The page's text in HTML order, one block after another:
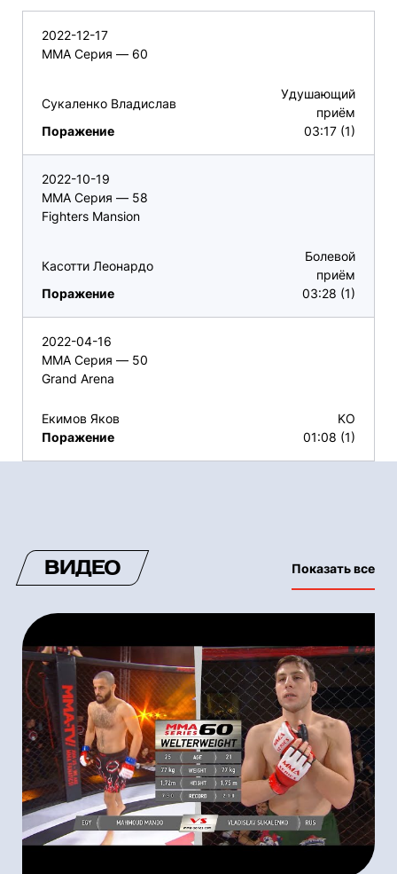
2022-12-17
ММА Серия — 60
Сукаленко Владислав
Поражение
Удушающий
приём
03:17 (1)
2022-10-19
ММА Серия — 58
Fighters Mansion
Касотти Леонардо
Поражение
Болевой
приём
03:28 (1)
2022-04-16
ММА Серия — 50
Grand Arena
Екимов Яков
Поражение
KO
01:08 (1)
ВИДЕО Показать все